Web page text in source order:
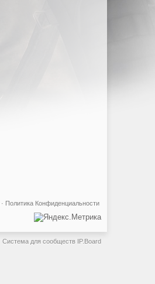
Политика Конфиденциальности
·
Система для сообществ IP.Board